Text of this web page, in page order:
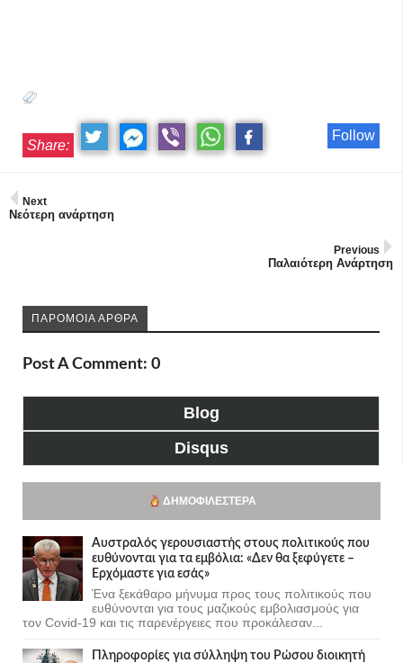
Follow
Share:
Next
Νεότερη ανάρτηση
Previous
Παλαιότερη Ανάρτηση
ΠΑΡΟΜΟΙΑ ΑΡΘΡΑ
Post A Comment: 0
Blog
Disqus
ΔΗΜΟΦΙΛΈΣΤΕΡΑ
Αυστραλός γερουσιαστής στους πολιτικούς που
ευθύνονται για τα εμβόλια: «Δεν θα ξεφύγετε –
Ερχόμαστε για εσάς»
Ένα ξεκάθαρο μήνυμα προς τους πολιτικούς που
ευθύνονται για τους μαζικούς εμβολιασμούς για
τον Covid-19 και τις παρενέργειες που προκάλεσαν...
Πληροφορίες για σύλληψη του Ρώσου διοικητή